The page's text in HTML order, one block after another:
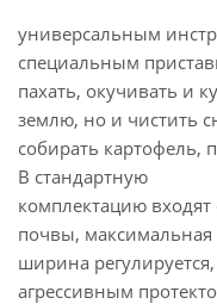
универсальным
специальным
пахать, окучивать и
землю, но и чистить
собирать картофель,
В стандартную
комплектацию
почвы, максимальная
ширина
агрессивным